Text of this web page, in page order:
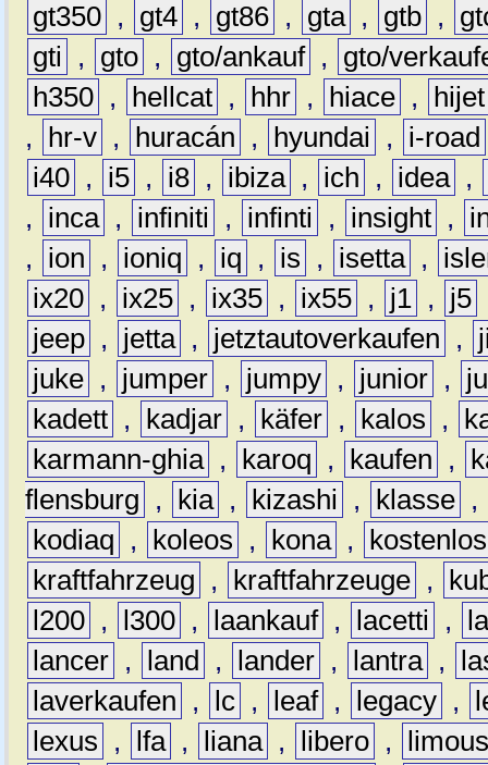
gt350 , gt4 , gt86 , gta , gtb ,
gti
, gto , gto/ankauf ,
gto/
h350 , hellcat , hhr , hiace ,
hijet
,
hr-v , huracán , hyundai ,
i-road
i40 , i5 , i8 , ibiza , ich , idea ,
,
inca , infiniti , infinti , insight ,
,
ion , ioniq , iq , is , isetta ,
ix20 , ix25 , ix35 , ix55 , j1 , j5
jeep , jetta , jetztautoverkaufen ,
juke , jumper , jumpy , junior ,
kadett , kadjar , käfer , kalos ,
karmann-ghia , karoq , kaufen ,
flensburg
, kia , kizashi , klasse ,
kodiaq
, koleos , kona ,
kostenlos
kraftfahrzeug
, kraftfahrzeuge ,
l200 , l300 , laankauf , lacetti ,
lancer , land , lander , lantra ,
laverkaufen
, lc , leaf , legacy ,
lexus
, lfa , liana , libero ,